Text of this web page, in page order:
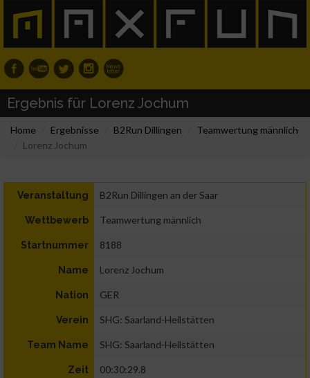
Ergebnis für Lorenz Jochum
Home Ergebnisse B2Run Dillingen
Teamwertung männlich
Lorenz Jochum
Veranstaltung B2Run Dillingen an der Saar
Wettbewerb Teamwertung männlich
Startnummer 8188
Name Lorenz Jochum
Nation GER
Verein SHG: Saarland-Heilstätten
Team Name SHG: Saarland-Heilstätten
Zeit 00:30:29.8